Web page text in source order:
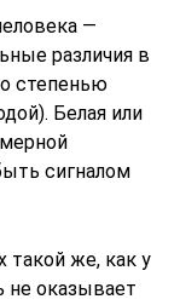
—
различия в
степенью
Белая или
сигналом
же, как у
не оказывает